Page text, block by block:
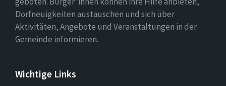
Dorfneuigkeiten austauschen und sich über
Aktivitäten, Angebote und Veranstaltungen in der
Gemeinde informieren.
Wichtige Links